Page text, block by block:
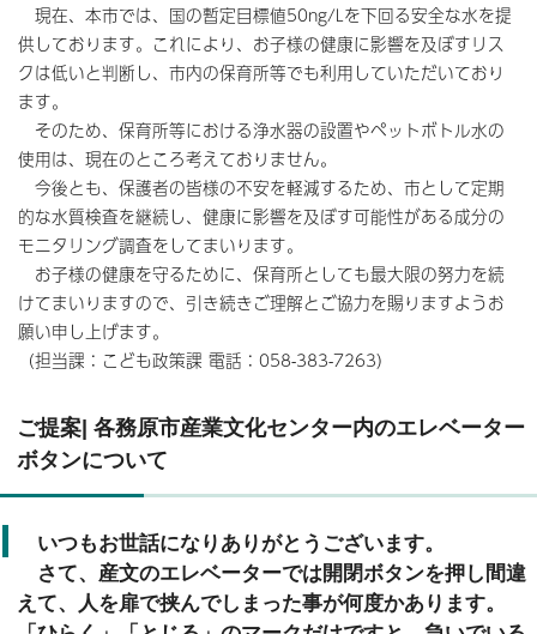
現在、本市では、国の暫定目標値50ng/Lを下回る安全な水を提
供しております。これにより、お子様の健康に影響を及ぼすリス
クは低いと判断し、市内の保育所等でも利用していただいており
ます。
そのため、保育所等における浄水器の設置やペットボトル水の
使用は、現在のところ考えておりません。
今後とも、保護者の皆様の不安を軽減するため、市として定期
的な水質検査を継続し、健康に影響を及ぼす可能性がある成分の
モニタリング調査をしてまいります。
お子様の健康を守るために、保育所としても最大限の努力を続
けてまいりますので、引き続きご理解とご協力を賜りますようお
願い申し上げます。
（担当課：こども政策課 電話：058-383-7263）
ご提案| 各務原市産業文化センター内のエレベーター
ボタンについて
いつもお世話になりありがとうございます。
さて、産文のエレベーターでは開閉ボタンを押し間違
えて、人を扉で挟んでしまった事が何度かあります。